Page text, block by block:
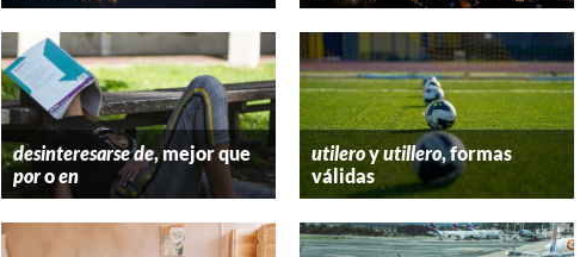
desinteresarse de, mejor que
poroen
utileroyutillero, formas
válidas